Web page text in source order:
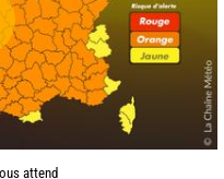
attend